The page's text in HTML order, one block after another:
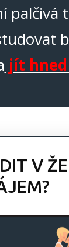
palčivá
jít
V